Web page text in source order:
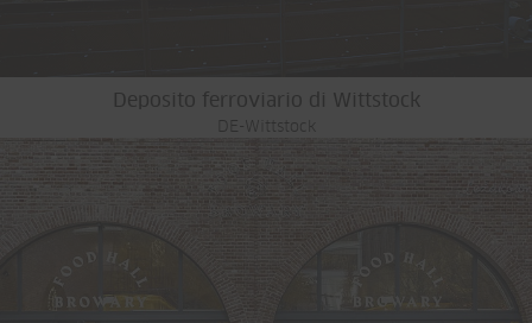
Deposito ferroviario di Wittstock
DE-Wittstock